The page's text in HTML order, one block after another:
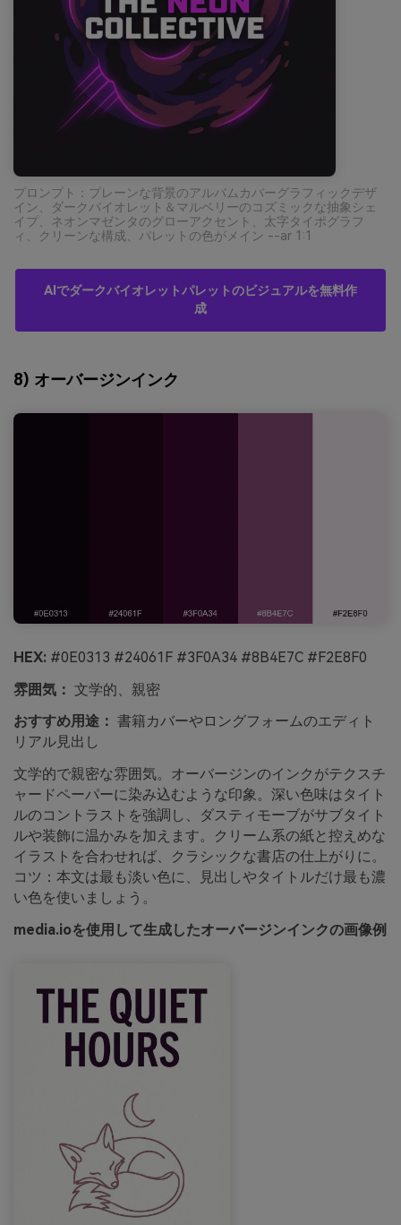
プロンプト：プレーンな背景のアルバムカバーグラフィックデザ
イン、ダークバイオレット＆マルベリーのコズミックな抽象シェ
イプ、ネオンマゼンタのグローアクセント、太字タイポグラフ
ィ、クリーンな構成、パレットの色がメイン --ar 1:1
AIでダークバイオレットパレットのビジュアルを無料作
成
8) オーバージンインク
HEX: #0E0313 #24061F #3F0A34 #8B4E7C #F2E8F0
雰囲気： 文学的、親密
おすすめ用途： 書籍カバーやロングフォームのエディト
リアル見出し
文学的で親密な雰囲気。オーバージンのインクがテクスチ
ャードペーパーに染み込むような印象。深い色味はタイト
ルのコントラストを強調し、ダスティモーブがサブタイト
ルや装飾に温かみを加えます。クリーム系の紙と控えめな
イラストを合わせれば、クラシックな書店の仕上がりに。
コツ：本文は最も淡い色に、見出しやタイトルだけ最も濃
い色を使いましょう。
media.ioを使用して生成したオーバージンインクの画像例